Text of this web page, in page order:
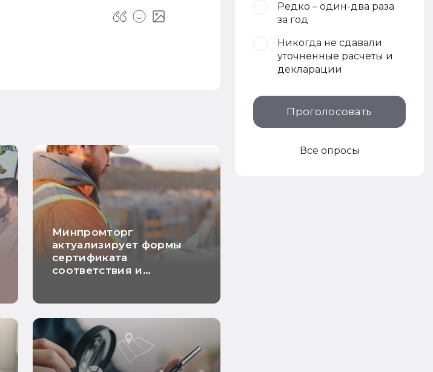
Минпромторг
актуализирует формы
сертификата
соответствия и
Редко – один-два раза
за год
Никогда не сдавали
уточненные расчеты и
декларации
Проголосовать
Все опросы